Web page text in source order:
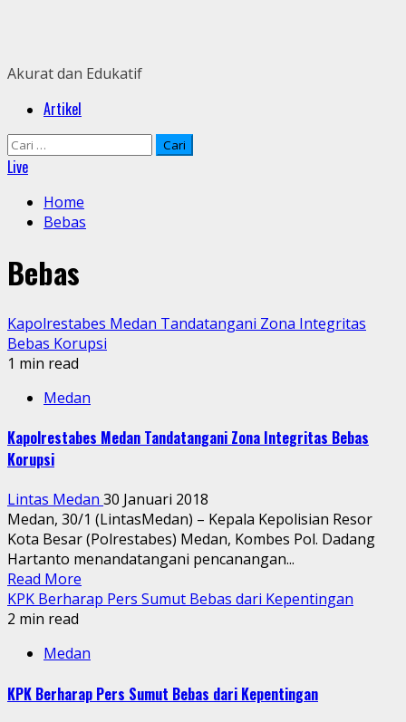
Akurat dan Edukatif
PrimaryArtikel
Cari
untuk:
Live
Home
Bebas
Bebas
Kapolrestabes Medan Tandatangani Zona Integritas
Bebas Korupsi
1 min read
Medan
Kapolrestabes Medan Tandatangani Zona Integritas Bebas
Korupsi
Lintas Medan 30 Januari 2018
Medan, 30/1 (LintasMedan) – Kepala Kepolisian Resor
Kota Besar (Polrestabes) Medan, Kombes Pol. Dadang
Hartanto menandatangani pencanangan...
Read More
KPK Berharap Pers Sumut Bebas dari Kepentingan
2 min read
Medan
KPK Berharap Pers Sumut Bebas dari Kepentingan